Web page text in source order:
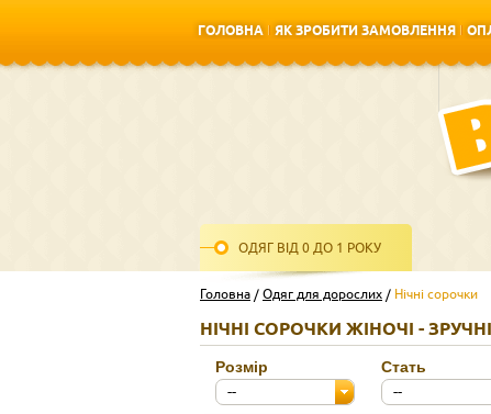
ГОЛОВНА
ЯК ЗРОБИТИ ЗАМОВЛЕННЯ
ОДЯГ ВІД 0 ДО 1 РОКУ
Головна Одяг для дорослих Нічні сорочки
НІЧНІ СОРОЧКИ ЖІНОЧІ -
Розмір
--
Стать
--